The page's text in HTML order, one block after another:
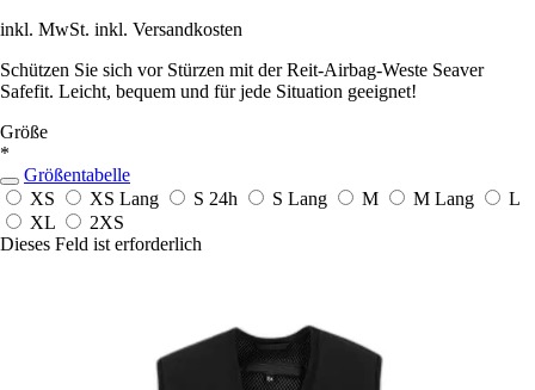
inkl. MwSt. inkl. Versandkosten
Schützen Sie sich vor Stürzen mit der Reit-Airbag-Weste Seaver
Safefit. Leicht, bequem und für jede Situation geeignet!
Größe
*
Größentabelle
XS
XS Lang S 24h S Lang M M Lang
L
XL
2XS
Dieses Feld ist erforderlich